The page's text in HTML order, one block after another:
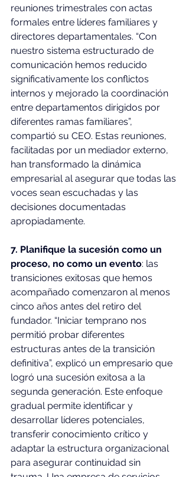
reuniones trimestrales con actas
formales entre líderes familiares y
directores departamentales. “Con
nuestro sistema estructurado de
comunicación hemos reducido
significativamente los conflictos
internos y mejorado la coordinación
entre departamentos dirigidos por
diferentes ramas familiares”,
compartió su CEO. Estas reuniones,
facilitadas por un mediador externo,
han transformado la dinámica
empresarial al asegurar que todas las
voces sean escuchadas y las
decisiones documentadas
apropiadamente.
7. Planifique la sucesión como un
proceso, no como un evento: las
transiciones exitosas que hemos
acompañado comenzaron al menos
cinco años antes del retiro del
fundador. “Iniciar temprano nos
permitió probar diferentes
estructuras antes de la transición
definitiva”, explicó un empresario que
logró una sucesión exitosa a la
segunda generación. Este enfoque
gradual permite identificar y
desarrollar líderes potenciales,
transferir conocimiento crítico y
adaptar la estructura organizacional
para asegurar continuidad sin